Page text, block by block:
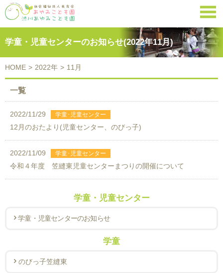

学童・児童センターのお知らせ(2022年11月)
HOME > 2022年 > 11月
一覧
2022/11/29
12月のおたより(児童センター、のびっ子)
2022/11/09
令和４年度 笠縫東児童センターまつりの開催について
学童・児童センター
学童・児童センターのお知らせ
学童
のびっ子笠縫東